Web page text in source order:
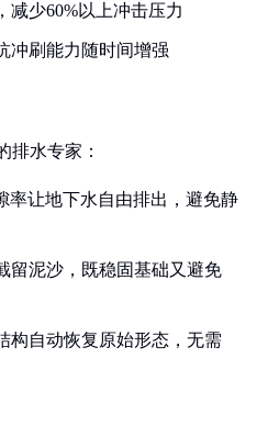
减少60%以上冲击压力
冲刷能力随时间增强
排水专家：
率让地下水自由排出，避免静
留泥沙，既稳固基础又避免
构自动恢复原始形态，无需